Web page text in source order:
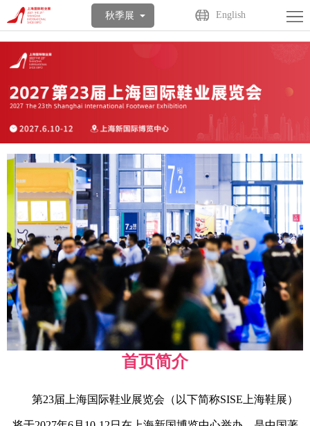
秋季展 English
展
会
商
中
观
众
活
心
中
心
系
我
们
English
首页简介
第23届上海国际鞋业展览会（以下简称SISE上海鞋展）